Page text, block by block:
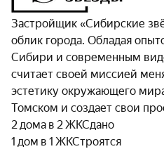
Застройщик «Сибирские
облик города. Обладая
Сибири и современным
считает своей миссией
эстетику окружающего
Томском и создает свои
2 дома в 2 ЖКСдано
1 дом в 1 ЖКСтроятся